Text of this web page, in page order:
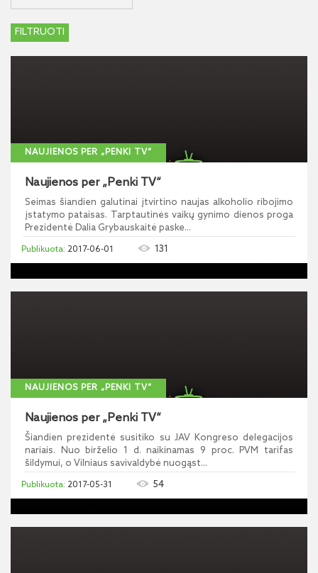
NAUJIENOS PER „PENKI TV“
Naujienos per „Penki TV“
Seimas šiandien galutinai įtvirtino naujas alkoholio ribojimo
įstatymo pataisas. Tarptautinės vaikų gynimo dienos proga
Prezidentė Dalia Grybauskaitė paske...
2017-06-01 131
NAUJIENOS PER „PENKI TV“
Naujienos per „Penki TV“
Šiandien prezidentė susitiko su JAV Kongreso delegacijos
nariais. Nuo birželio 1 d. naikinamas 9 proc. PVM tarifas
šildymui, o Vilniaus savivaldybė nuogąst...
2017-05-31 54